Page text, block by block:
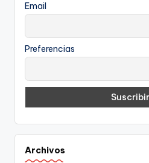
Email
Preferencias
Archivos